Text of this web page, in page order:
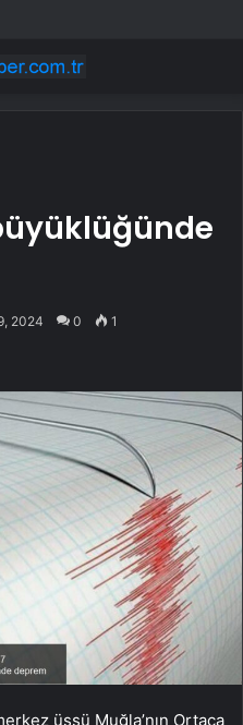
Buluştu
2024 0 1
üssü Muğla’nın Ortaca